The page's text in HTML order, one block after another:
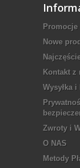
Promocje
Nowe
Kontakt z
Wysyłka i
Zwroty i
O NAS
Metody